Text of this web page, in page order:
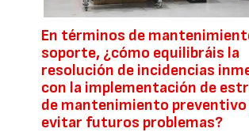
En términos de
soporte, ¿cómo equilibráis la
resolución de incidencias
con la implementación de
de mantenimiento preventivo
evitar futuros problemas?